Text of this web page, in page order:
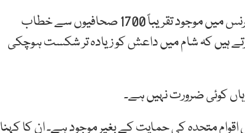
ماسکو میں جمعرات کو منعقدہ چودھویں سالانہ اخباری کانفرنس میں موجود تقریباً 1700 صحافیوں سے خطاب
ہیں کہ شام میں داعش کو زیادہ تر شکست ہوچکی
کوئی ضرورت نہیں ہے۔
اقوام متحدہ کی حمایت کے بغیر موجود ہے۔ ان کا کہنا